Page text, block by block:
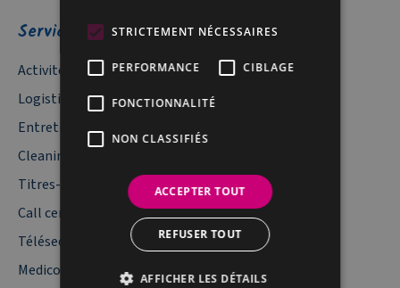
Services
Activités industrielles
Logistique documentaire
Entretien Espaces Verts
Cleaning – Service de nettoyage
Titres-services
Call center Belgique
Télésecrétariat
Mediconsulte – Télésecrétariat médical
STRICTEMENT NÉCESSAIRES
PERFORMANCE CIBLAGE
FONCTIONNALITÉ
NON CLASSIFIÉS
ACCEPTER TOUT
REFUSER TOUT
AFFICHER LES DÉTAILS